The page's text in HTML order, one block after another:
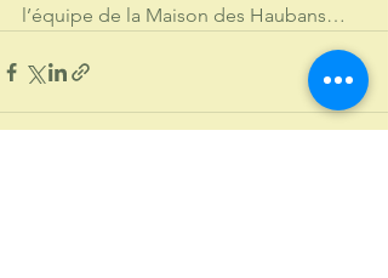
l’équipe de la Maison des Haubans…